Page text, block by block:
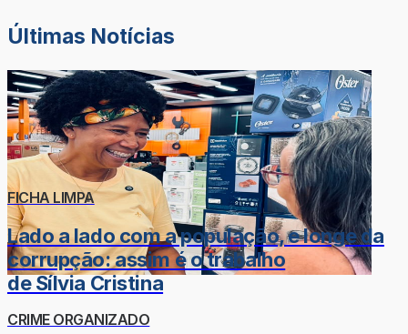
Últimas Notícias
FICHA LIMPA
Lado a lado com a população, e longe da
corrupção: assim é o trabalho
de Sílvia Cristina
CRIME ORGANIZADO